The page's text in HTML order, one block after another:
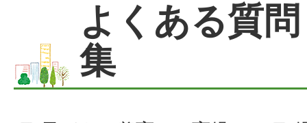
よくある質
集